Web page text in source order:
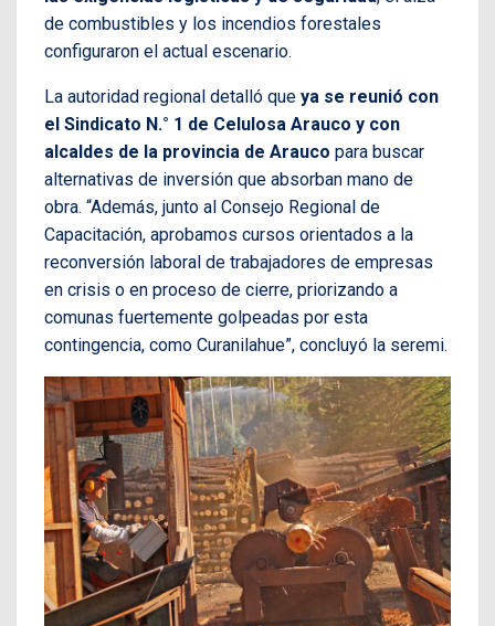
de combustibles y los incendios forestales
configuraron el actual escenario.
La autoridad regional detalló que ya se reunió con
el Sindicato N.° 1 de Celulosa Arauco y con
alcaldes de la provincia de Arauco para buscar
alternativas de inversión que absorban mano de
obra. “Además, junto al Consejo Regional de
Capacitación, aprobamos cursos orientados a la
reconversión laboral de trabajadores de empresas
en crisis o en proceso de cierre, priorizando a
comunas fuertemente golpeadas por esta
contingencia, como Curanilahue”, concluyó la seremi.